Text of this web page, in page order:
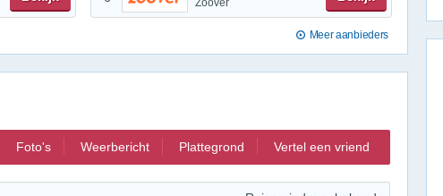
Zoover
Meer aanbieders
Foto's Weerbericht Plattegrond Vertel een vriend